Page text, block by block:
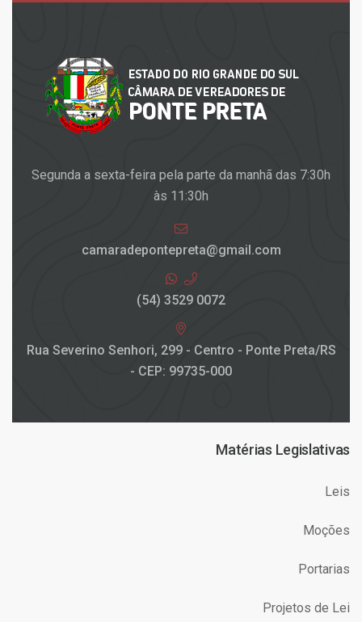
Segunda a sexta-feira pela parte da manhã das 7:30h
às 11:30h
camaradepontepreta@gmail.com
(54) 3529 0072
Rua Severino Senhori, 299 - Centro - Ponte Preta/RS
- CEP: 99735-000
Matérias Legislativas
Leis
Moções
Portarias
Projetos de Lei